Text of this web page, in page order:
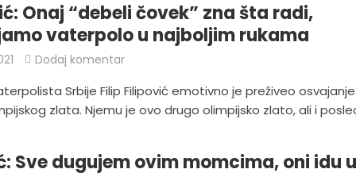
Onaj “debeli čovek” zna šta radi,
vaterpolo u najboljim rukama
Dodaj komentar
Srbije Filip Filipović emotivno je preživeo osvajanje
zlata. Njemu je ovo drugo olimpijsko zlato, ali i
Sve dugujem ovim momcima, oni idu